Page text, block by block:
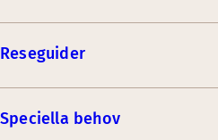
Reseguider
Speciella behov